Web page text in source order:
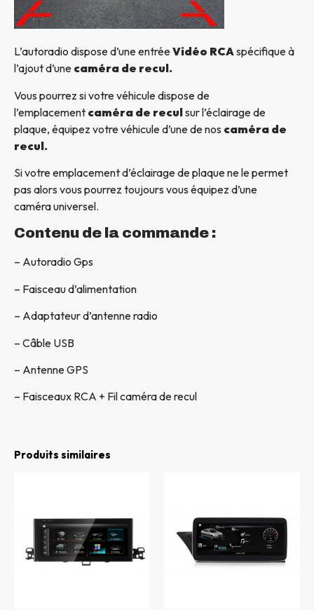
L’autoradio dispose d’une entréeVidéo RCAspécifique à
l’ajout d’une caméra de recul.
Vous pourrez si votre véhicule dispose de
l’emplacement caméra de reculsur l’éclairage de
plaque, équipez votre véhicule d’une de nos caméra de
recul.
Si votre emplacement d’éclairage de plaque ne le permet
pas alors vous pourrez toujours vous équipez d’une
caméra universel.
Contenu de la commande :
– Autoradio Gps
– Faisceau d’alimentation
– Adaptateur d’antenne radio
– Câble USB
– Antenne GPS
– Faisceaux RCA + Fil caméra de recul
Produits similaires